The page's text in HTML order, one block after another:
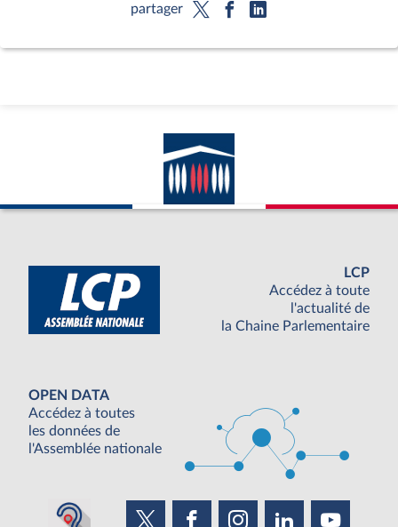
partager
LCP
Accédez à toute
l'actualité de
la Chaine Parlementaire
OPEN DATA
Accédez à toutes
les données de
l'Assemblée nationale